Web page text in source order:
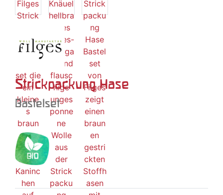
Strickpackung Hase
Bastelset